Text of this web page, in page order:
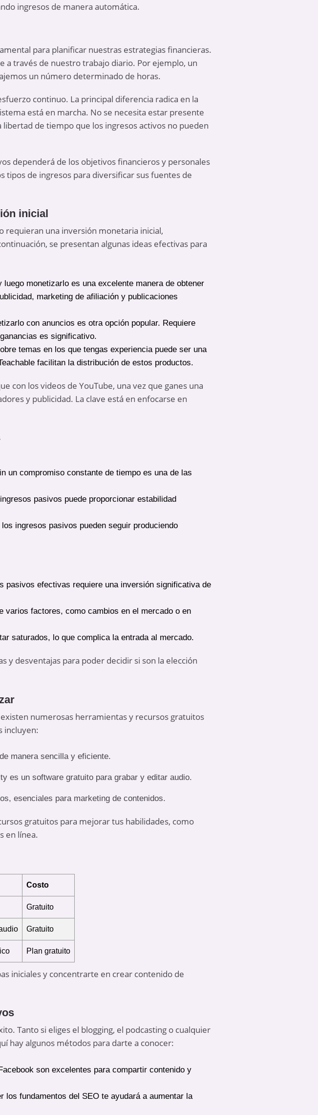
ingresos de manera automática.
para planificar nuestras estrategias financieras.
a través de nuestro trabajo diario. Por ejemplo, un
un número determinado de horas.
continuo. La principal diferencia radica en la
está en marcha. No se necesita estar presente
de tiempo que los ingresos activos no pueden
dependerá de los objetivos financieros y personales
tipos de ingresos para diversificar sus fuentes de
inicial
requieran una inversión monetaria inicial,
se presentan algunas ideas efectivas para
monetizarlo es una excelente manera de obtener
marketing de afiliación y publicaciones
con anuncios es otra opción popular. Requiere
es significativo.
temas en los que tengas experiencia puede ser una
facilitan la distribución de estos productos.
con los videos de YouTube, una vez que ganes una
y publicidad. La clave está en enfocarse en
un compromiso constante de tiempo es una de las
pasivos puede proporcionar estabilidad
ingresos pasivos pueden seguir produciendo
pasivos efectivas requiere una inversión significativa de
varios factores, como cambios en el mercado o en
saturados, lo que complica la entrada al mercado.
y desventajas para poder decidir si son la elección
numerosas herramientas y recursos gratuitos
incluyen:
manera sencilla y eficiente.
es un software gratuito para grabar y editar audio.
esenciales para marketing de contenidos.
gratuitos para mejorar tus habilidades, como
en línea.
Costo
Gratuito
Gratuito
Plan gratuito
iniciales y concentrarte en crear contenido de
Tanto si eliges el blogging, el podcasting o cualquier
hay algunos métodos para darte a conocer:
son excelentes para compartir contenido y
los fundamentos del SEO te ayudará a aumentar la